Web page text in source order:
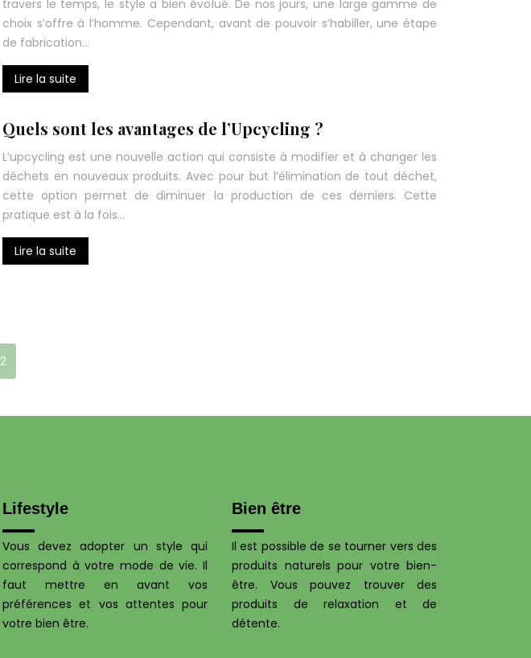
travers le temps, le style a bien évolué. De nos jours, une large gamme de
choix s’offre à l’homme. Cependant, avant de pouvoir s’habiller, une étape
de fabrication…
Lire la suite
Quels sont les avantages de l’Upcycling ?
L’upcycling est une nouvelle action qui consiste à modifier et à changer les
déchets en nouveaux produits. Avec pour but l’élimination de tout déchet,
cette option permet de diminuer la production de ces derniers. Cette
pratique est à la fois…
Lire la suite
2
Lifestyle
Vous devez adopter un style qui
correspond à votre mode de vie. Il
faut mettre en avant vos
préférences et vos attentes pour
votre bien être.
Bien être
Il est possible de se tourner vers des
produits naturels pour votre bien-
être. Vous pouvez trouver des
produits de relaxation et de
détente.